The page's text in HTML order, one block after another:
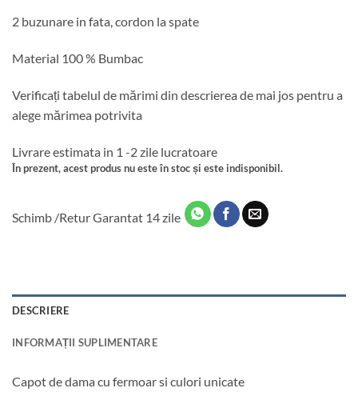
2 buzunare in fata, cordon la spate
Material 100 % Bumbac
Verificați tabelul de mărimi din descrierea de mai jos pentru a
alege mărimea potrivita
Livrare estimata in 1 -2 zile lucratoare
În prezent, acest produs nu este în stoc și este indisponibil.
Schimb /Retur Garantat 14 zile
DESCRIERE
INFORMAȚII SUPLIMENTARE
Capot de dama cu fermoar si culori unicate